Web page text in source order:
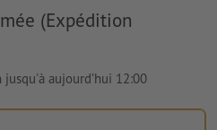
(Expédition
aujourd’hui 12:00